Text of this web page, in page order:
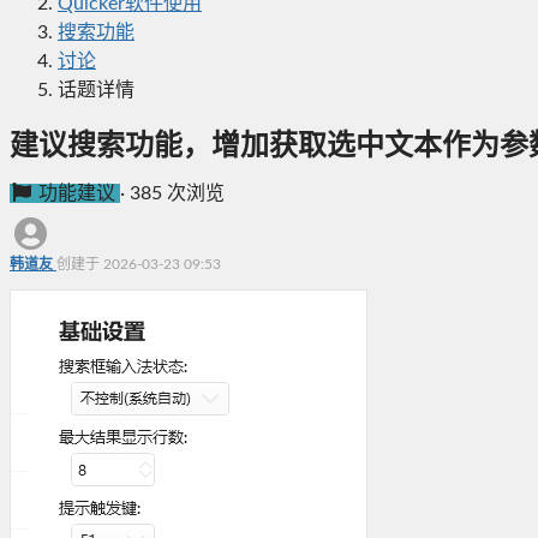
搜索功能
讨论
话题详情
建议搜索功能，增加获取选中文本作为参
功能建议 · 385 次浏览
韩道友 创建于 2026-03-23 09:53